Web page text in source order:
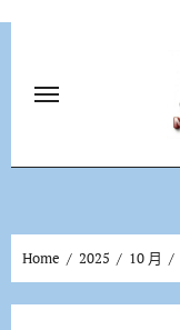
Home 2025 10 月